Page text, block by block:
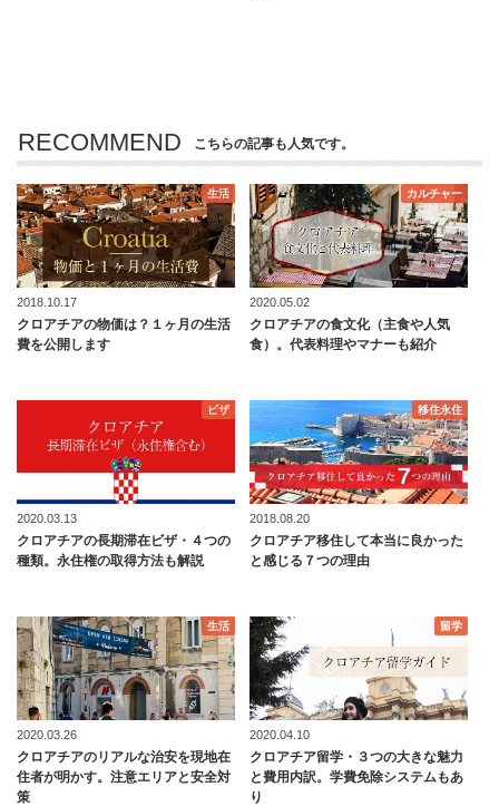
RECOMMEND こちらの記事も人気です。
生活
2018.10.17
クロアチアの物価は？１ヶ月の生活
費を公開します
カルチャー
2020.05.02
クロアチアの食文化（主食や人気
食）。代表料理やマナーも紹介
ビザ
2020.03.13
クロアチアの長期滞在ビザ・４つの
種類。永住権の取得方法も解説
移住永住
2018.08.20
クロアチア移住して本当に良かった
と感じる７つの理由
生活
2020.03.26
クロアチアのリアルな治安を現地在
住者が明かす。注意エリアと安全対
策
留学
2020.04.10
クロアチア留学・３つの大きな魅力
と費用内訳。学費免除システムもあ
り